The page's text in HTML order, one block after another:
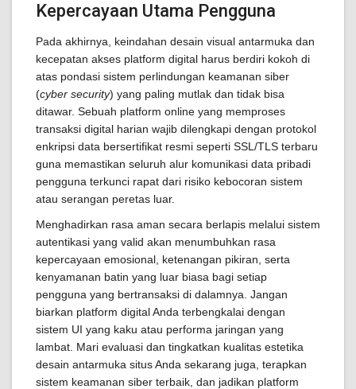
Kepercayaan Utama Pengguna
Pada akhirnya, keindahan desain visual antarmuka dan
kecepatan akses platform digital harus berdiri kokoh di
atas pondasi sistem perlindungan keamanan siber
(cyber security) yang paling mutlak dan tidak bisa
ditawar. Sebuah platform online yang memproses
transaksi digital harian wajib dilengkapi dengan protokol
enkripsi data bersertifikat resmi seperti SSL/TLS terbaru
guna memastikan seluruh alur komunikasi data pribadi
pengguna terkunci rapat dari risiko kebocoran sistem
atau serangan peretas luar.
Menghadirkan rasa aman secara berlapis melalui sistem
autentikasi yang valid akan menumbuhkan rasa
kepercayaan emosional, ketenangan pikiran, serta
kenyamanan batin yang luar biasa bagi setiap
pengguna yang bertransaksi di dalamnya. Jangan
biarkan platform digital Anda terbengkalai dengan
sistem UI yang kaku atau performa jaringan yang
lambat. Mari evaluasi dan tingkatkan kualitas estetika
desain antarmuka situs Anda sekarang juga, terapkan
sistem keamanan siber terbaik, dan jadikan platform